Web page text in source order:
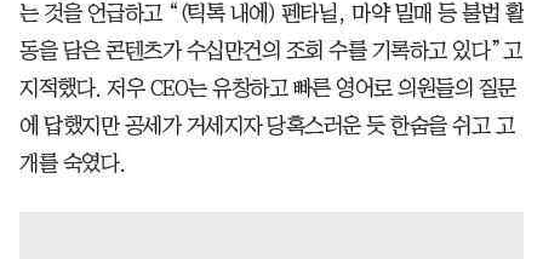
는 것을 언급하고 “(틱톡 내에) 펜타닐, 마약 밀매 등 불법 활
동을 담은 콘텐츠가 수십만건의 조회 수를 기록하고 있다”고
지적했다. 저우 CEO는 유창하고 빠른 영어로 의원들의 질문
에 답했지만 공세가 거세지자 당혹스러운 듯 한숨을 쉬고 고
개를 숙였다.